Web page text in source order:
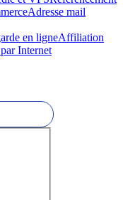
Adresse mail
en ligneAffiliation
Internet